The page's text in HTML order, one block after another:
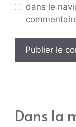
dans le
Dans la